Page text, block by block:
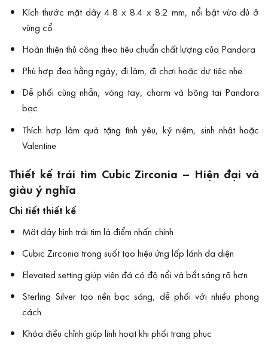
Kích thước mặt dây 4.8 x 8.4 x 8.2 mm, nổi bật vừa đủ ở
vùng cổ
Hoàn thiện thủ công theo tiêu chuẩn chất lượng của Pandora
Phù hợp đeo hằng ngày, đi làm, đi chơi hoặc dự tiệc nhẹ
Dễ phối cùng nhẫn, vòng tay, charm và bông tai Pandora
bạc
Thích hợp làm quà tặng tình yêu, kỷ niệm, sinh nhật hoặc
Valentine
Thiết kế trái tim Cubic Zirconia – Hiện đại và
giàu ý nghĩa
Chi tiết thiết kế
Mặt dây hình trái tim là điểm nhấn chính
Cubic Zirconia trong suốt tạo hiệu ứng lấp lánh đa diện
Elevated setting giúp viên đá có độ nổi và bắt sáng rõ hơn
Sterling Silver tạo nền bạc sáng, dễ phối với nhiều phong
cách
Khóa điều chỉnh giúp linh hoạt khi phối trang phục